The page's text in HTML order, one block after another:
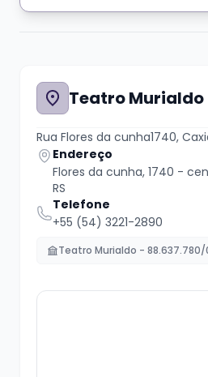
Teatro Murialdo
Rua Flores da cunha1740,
Endereço
Flores da cunha, 1740 -
RS
Telefone
+55 (54) 3221-2890
Teatro Murialdo -